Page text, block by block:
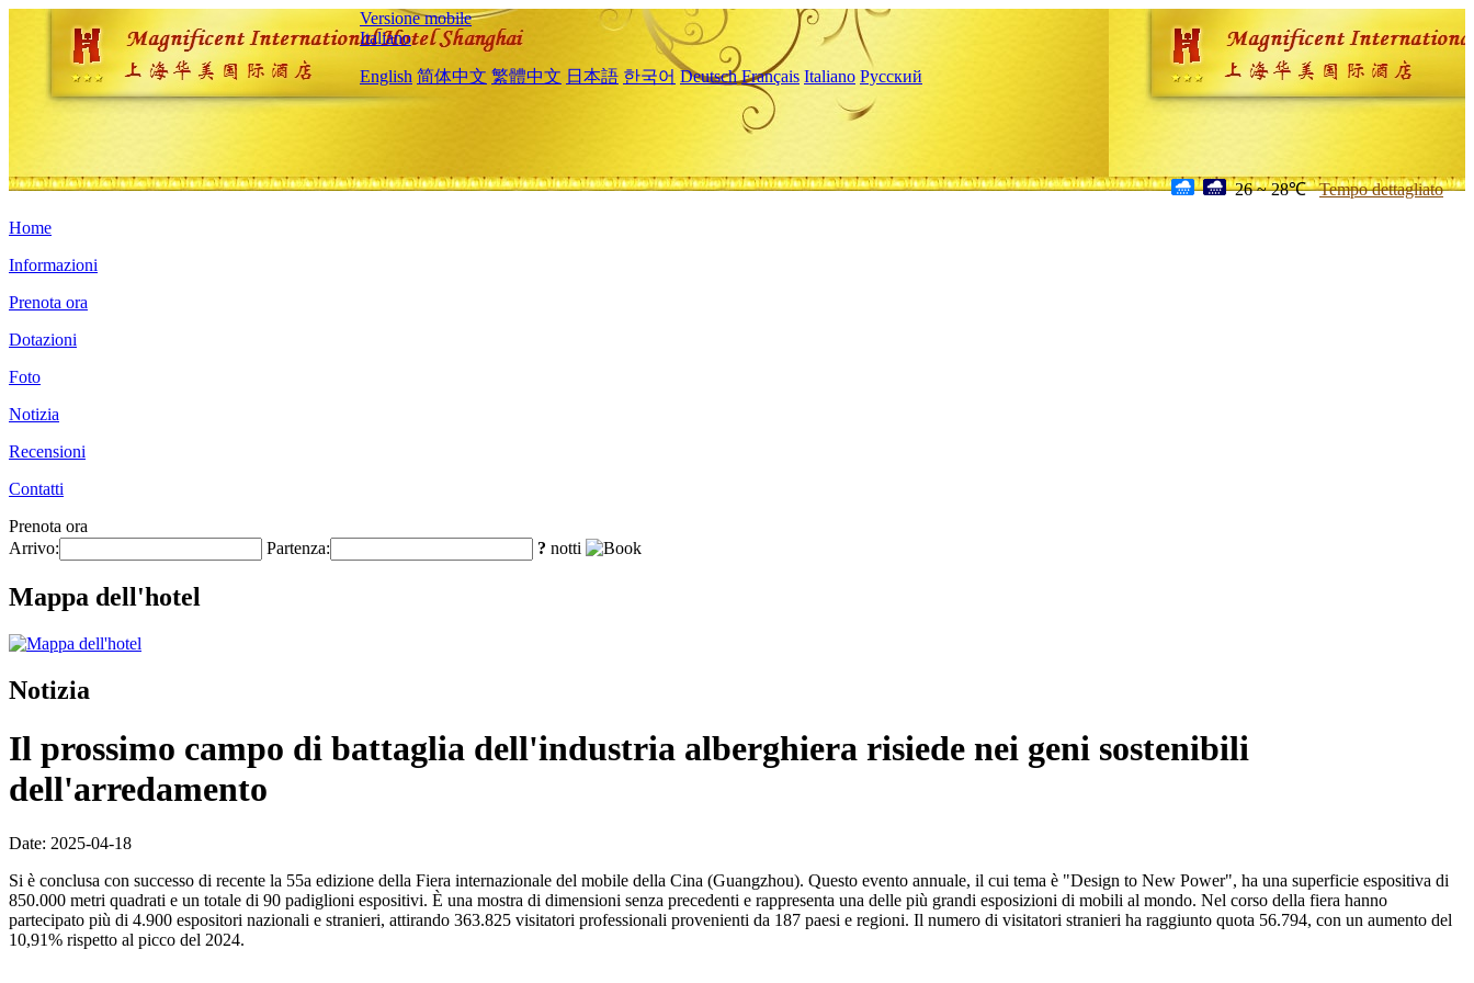
Versione mobile
Italiano
English 简体中文 繁體中文 日本語 한국어 Deutsch Français Italiano Русский
26 ~ 28℃ Tempo dettagliato
Home
Informazioni
Prenota ora
Dotazioni
Foto
Notizia
Recensioni
Contatti
Prenota ora
Arrivo:
Partenza: ? notti
Mappa dell'hotel
Notizia
Il prossimo campo di battaglia dell'industria alberghiera risiede nei geni sostenibili
dell'arredamento
Date: 2025-04-18
Si è conclusa con successo di recente la 55a edizione della Fiera internazionale del mobile della Cina (Guangzhou). Questo evento annuale, il cui tema è "Design to New Power", ha una superficie espositiva di
850.000 metri quadrati e un totale di 90 padiglioni espositivi. È una mostra di dimensioni senza precedenti e rappresenta una delle più grandi esposizioni di mobili al mondo. Nel corso della fiera hanno
partecipato più di 4.900 espositori nazionali e stranieri, attirando 363.825 visitatori professionali provenienti da 187 paesi e regioni. Il numero di visitatori stranieri ha raggiunto quota 56.794, con un aumento del
10,91% rispetto al picco del 2024.